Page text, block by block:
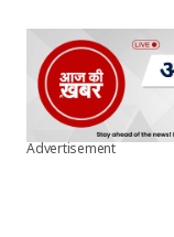
Advertisement